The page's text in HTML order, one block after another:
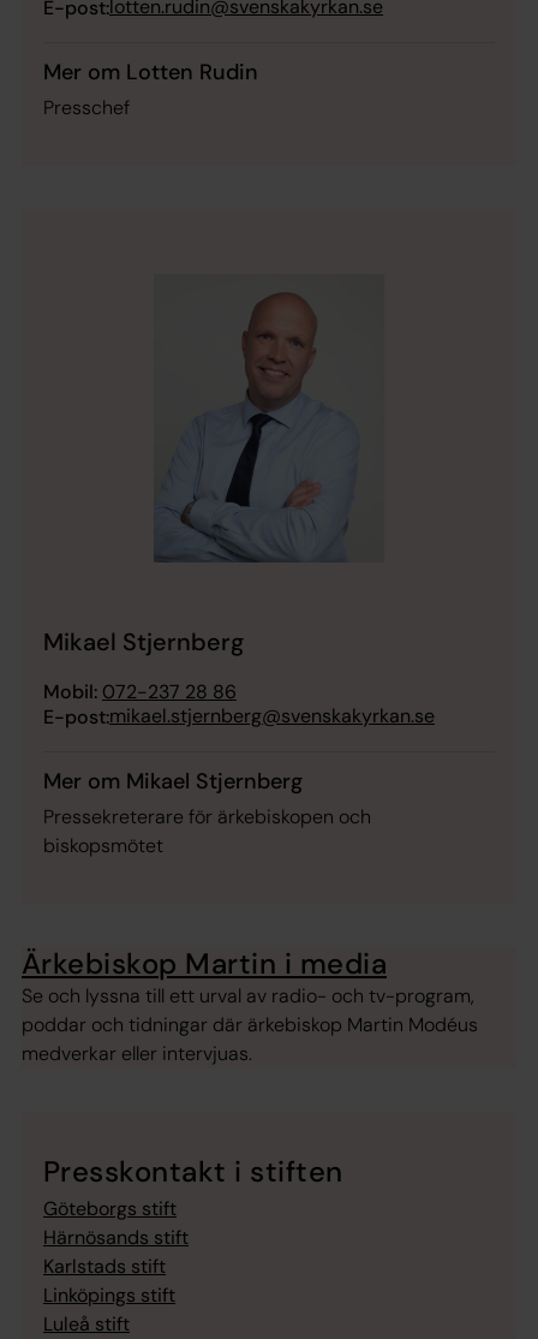
E-post: lotten.rudin@svenskakyrkan.se
Mer om Lotten Rudin
Presschef
Mikael Stjernberg
Mobil: 072-237 28 86
E-post:mikael.stjernberg@svenskakyrkan.se
Mer om Mikael Stjernberg
Pressekreterare för ärkebiskopen och
biskopsmötet
Ärkebiskop Martin i media
Se och lyssna till ett urval av radio- och tv-program,
poddar och tidningar där ärkebiskop Martin Modéus
medverkar eller intervjuas.
Presskontakt i stiften
Göteborgs stift
Härnösands stift
Karlstads stift
Linköpings stift
Luleå stift